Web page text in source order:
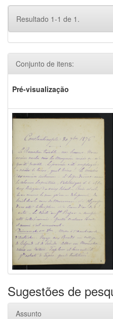
Resultado 1-1 de 1.
Conjunto de itens:
Pré-visualização
Sugestões de
Assunto